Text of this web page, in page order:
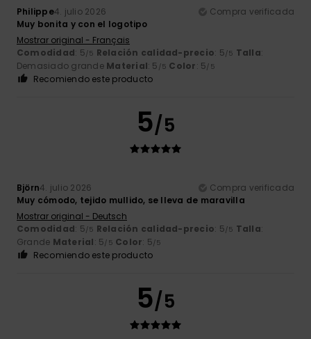
Philippe4. julio 2026
Compra verificada
Muy bonita y con el logotipo
Mostrar original - Français
Comodidad: 5 /5 Relación calidad-precio: 5 /5 Talla:
Demasiado grande Material: 5 /5 Color: 5 /5
Recomiendo este producto
5/5
Björn4. julio 2026
Compra verificada
Muy cómodo, tejido mullido, se lleva de maravilla
Mostrar original - Deutsch
Comodidad: 5 /5 Relación calidad-precio: 5 /5 Talla:
Grande Material: 5 /5 Color: 5 /5
Recomiendo este producto
5/5